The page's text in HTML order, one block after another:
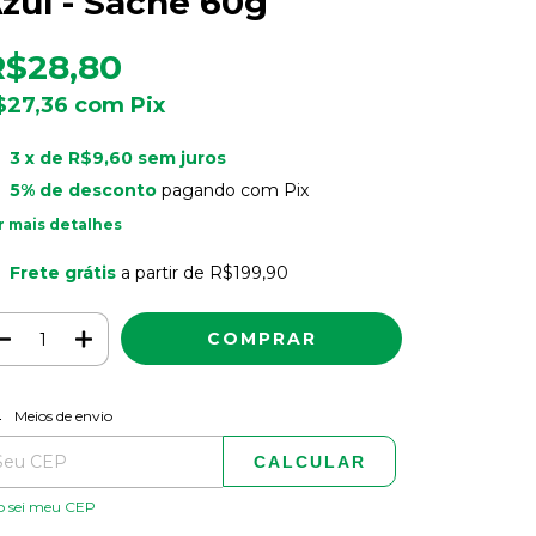
com Pix
3 x de R$9,60 sem juros
5% de descontopagando com Pix
mais detalhes
Frete grátis a partir de R$199,90
para o CEP:
Meios de envio
CALCULAR
sei meu CEP